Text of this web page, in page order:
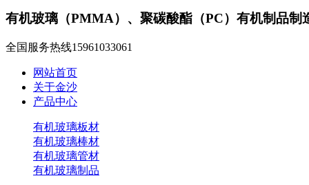
有机玻璃（PMMA）、聚碳酸酯（PC）有机制品制
全国服务热线15961033061
网站首页
关于金沙
产品中心
有机玻璃板材
有机玻璃棒材
有机玻璃管材
有机玻璃制品